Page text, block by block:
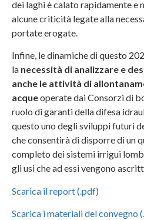
dei laghi è calato rapidamente e
alcune criticità legate alla
portate erogate.
Infine, le dinamiche di questo
la necessità di analizzare e
anche le attività di
acqueoperate dai Consorzi di
ruolo di garanti della difesa
questo uno degli sviluppi futuri
che consentirà di disporre di un
completo dei sistemi irrigui
gli usi che ad essi vengono
Scarica il report (.pdf)
Scarica i materiali del convegno